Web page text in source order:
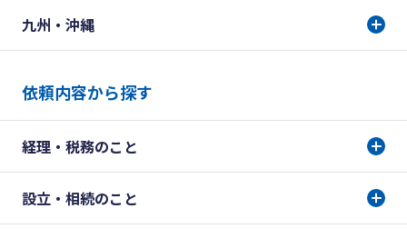
九州・沖縄
依頼内容から探す
経理・税務のこと
設立・相続のこと